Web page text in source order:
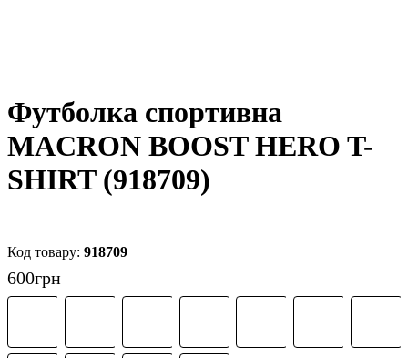
Футболка спортивна
MACRON BOOST HERO T-
SHIRT (918709)
918709
600грн